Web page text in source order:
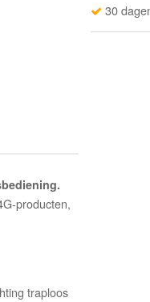
30
producten,
traploos